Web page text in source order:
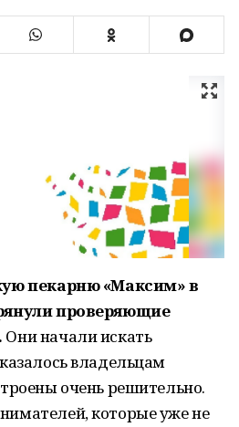
пекарню «Максим» в
проверяющие
Они начали искать
владельцам
очень решительно.
которые уже не